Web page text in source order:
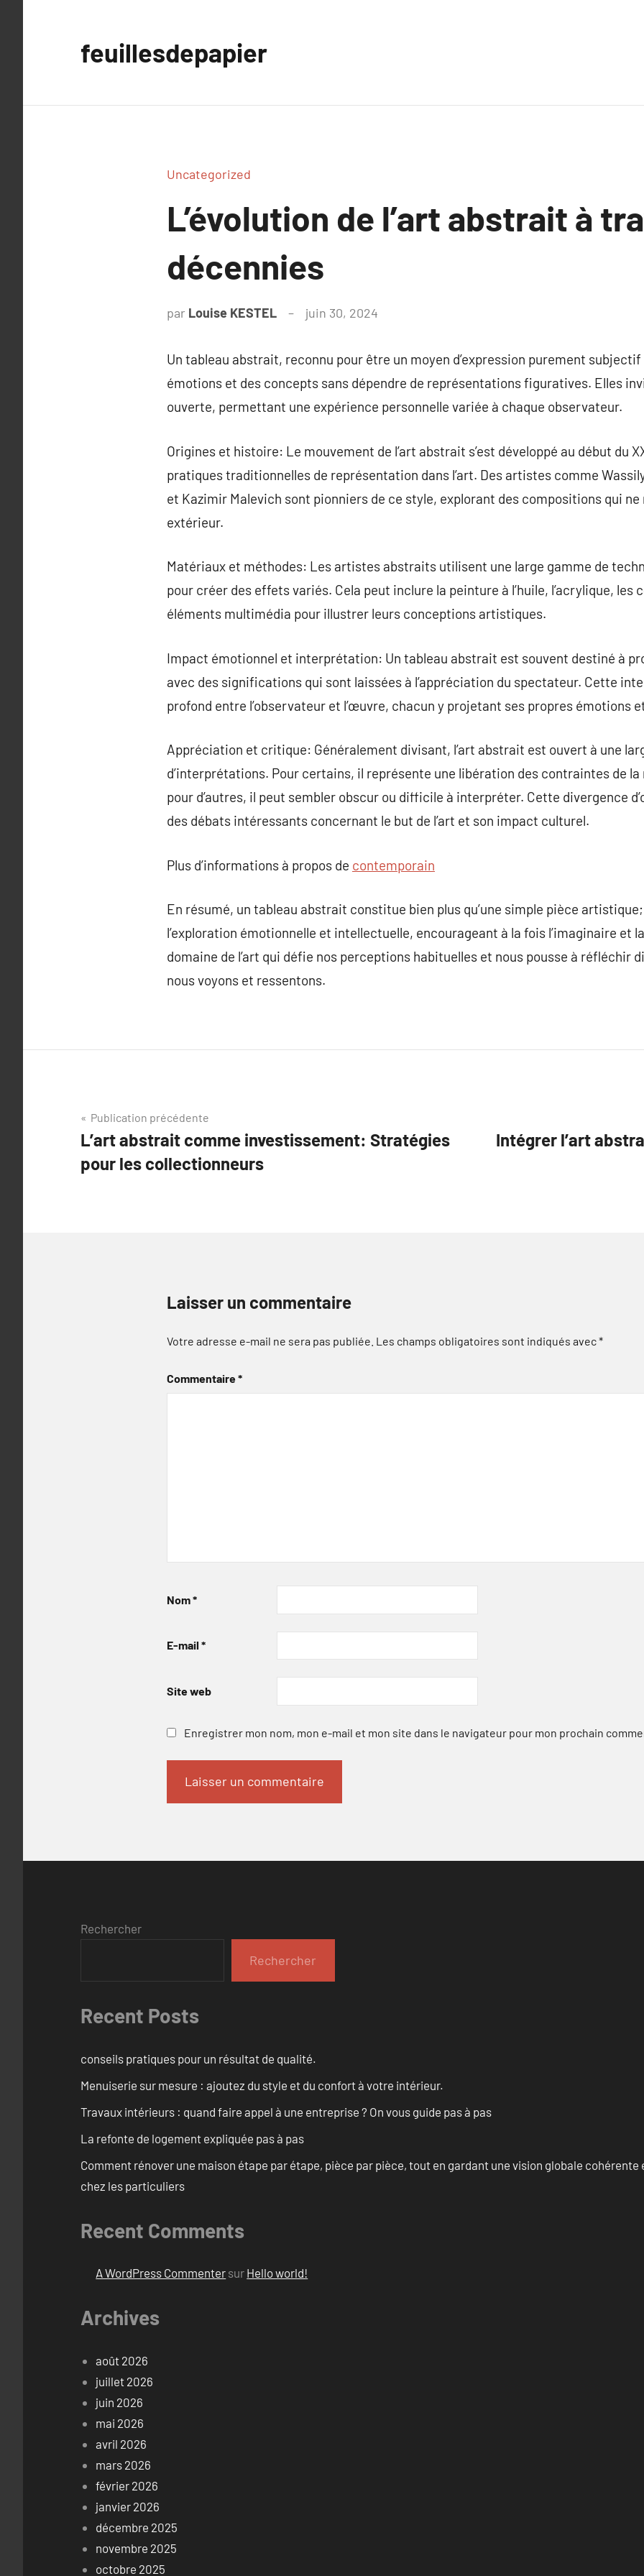
feuillesdepapier
Uncategorized
L’évolution de l’art abstrait à
décennies
par Louise KESTEL juin 30, 2024
Un tableau abstrait, reconnu pour être un moyen d’expression purement
émotions et des concepts sans dépendre de représentations figuratives. Elles
ouverte, permettant une expérience personnelle variée à chaque observateur.
Origines et histoire: Le mouvement de l’art abstrait s’est développé au début du
pratiques traditionnelles de représentation dans l’art. Des artistes comme
et Kazimir Malevich sont pionniers de ce style, explorant des compositions qui
extérieur.
Matériaux et méthodes: Les artistes abstraits utilisent une large gamme de
pour créer des effets variés. Cela peut inclure la peinture à l’huile, l’acrylique, les
éléments multimédia pour illustrer leurs conceptions artistiques.
Impact émotionnel et interprétation: Un tableau abstrait est souvent destiné à
avec des significations qui sont laissées à l’appréciation du spectateur. Cette
profond entre l’observateur et l’œuvre, chacun y projetant ses propres émotions
Appréciation et critique: Généralement divisant, l’art abstrait est ouvert à une
d’interprétations. Pour certains, il représente une libération des contraintes de
pour d’autres, il peut sembler obscur ou difficile à interpréter. Cette divergence
des débats intéressants concernant le but de l’art et son impact culturel.
Plus d’informations à propos de contemporain
En résumé, un tableau abstrait constitue bien plus qu’une simple pièce
l’exploration émotionnelle et intellectuelle, encourageant à la fois l’imaginaire et
domaine de l’art qui défie nos perceptions habituelles et nous pousse à réfléchir
nous voyons et ressentons.
Navigation
de
l’article
Publication précédente
L’art abstrait comme investissement: Stratégies
pour les collectionneurs
Intégrer l’art
Laisser un commentaire
Votre adresse e-mail ne sera pas publiée. Les champs obligatoires sont indiqués avec*
Commentaire*
Nom*
E-mail *
Site web
Enregistrer mon nom, mon e-mail et mon site dans le navigateur pour mon prochain
Rechercher
Rechercher
Recent Posts
conseils pratiques pour un résultat de qualité.
Menuiserie sur mesure : ajoutez du style et du confort à votre intérieur.
Travaux intérieurs : quand faire appel à une entreprise ? On vous guide pas à pas
La refonte de logement expliquée pas à pas
Comment rénover une maison étape par étape, pièce par pièce, tout en gardant une vision globale
chez les particuliers
Recent Comments
A WordPress Commenter sur Hello world!
Archives
août 2026
juillet 2026
juin 2026
mai 2026
avril 2026
mars 2026
février 2026
janvier 2026
décembre 2025
novembre 2025
octobre 2025